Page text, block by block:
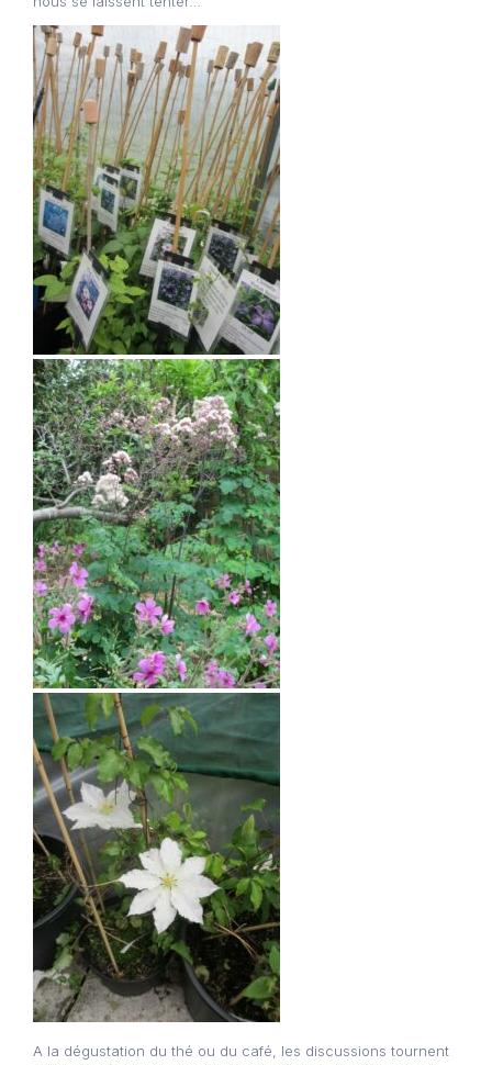
A la dégustation du thé ou du café, les discussions tournent